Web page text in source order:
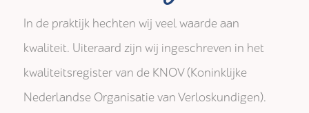
In de praktijk hechten wij veel waarde aan
kwaliteit. Uiteraard zijn wij ingeschreven in het
kwaliteitsregister van de KNOV (Koninklijke
Nederlandse Organisatie van Verloskundigen).